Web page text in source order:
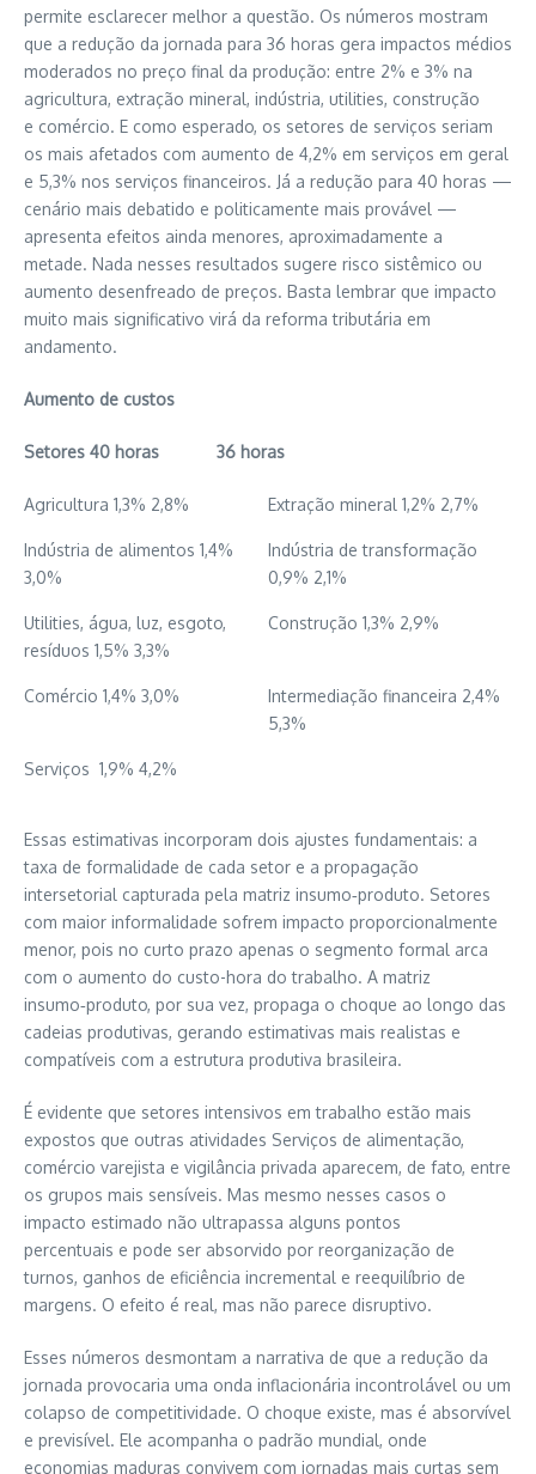
permite esclarecer melhor a questão. Os números mostram
que a redução da jornada para 36 horas gera impactos médios
moderados no preço final da produção: entre 2% e 3% na
agricultura, extração mineral, indústria, utilities, construção
e comércio. E como esperado, os setores de serviços seriam
os mais afetados com aumento de 4,2% em serviços em geral
e 5,3% nos serviços financeiros. Já a redução para 40 horas —
cenário mais debatido e politicamente mais provável —
apresenta efeitos ainda menores, aproximadamente a
metade. Nada nesses resultados sugere risco sistêmico ou
aumento desenfreado de preços. Basta lembrar que impacto
muito mais significativo virá da reforma tributária em
andamento.
Aumento de custos
Setores 40 horas 36 horas
Agricultura 1,3% 2,8% Extração mineral 1,2% 2,7%
Indústria de alimentos 1,4%
3,0%
Indústria de transformação
0,9% 2,1%
Utilities, água, luz, esgoto,
resíduos 1,5% 3,3%
Construção 1,3% 2,9%
Comércio 1,4% 3,0%
Intermediação financeira 2,4%
5,3%
Serviços 1,9% 4,2%
Essas estimativas incorporam dois ajustes fundamentais: a
taxa de formalidade de cada setor e a propagação
intersetorial capturada pela matriz insumo‑produto. Setores
com maior informalidade sofrem impacto proporcionalmente
menor, pois no curto prazo apenas o segmento formal arca
com o aumento do custo-hora do trabalho. A matriz
insumo‑produto, por sua vez, propaga o choque ao longo das
cadeias produtivas, gerando estimativas mais realistas e
compatíveis com a estrutura produtiva brasileira.
É evidente que setores intensivos em trabalho estão mais
expostos que outras atividades Serviços de alimentação,
comércio varejista e vigilância privada aparecem, de fato, entre
os grupos mais sensíveis. Mas mesmo nesses casos o
impacto estimado não ultrapassa alguns pontos
percentuais e pode ser absorvido por reorganização de
turnos, ganhos de eficiência incremental e reequilíbrio de
margens. O efeito é real, mas não parece disruptivo.
Esses números desmontam a narrativa de que a redução da
jornada provocaria uma onda inflacionária incontrolável ou um
colapso de competitividade. O choque existe, mas é absorvível
e previsível. Ele acompanha o padrão mundial, onde
economias maduras convivem com jornadas mais curtas sem